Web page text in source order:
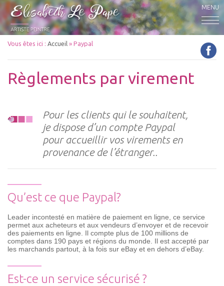
MENU
Vous êtes ici : Accueil » Paypal
Règlements par virement
Pour les clients qui le souhaitent,
je dispose d’un compte Paypal
pour accueillir vos virements en
provenance de l’étranger..
Qu’est ce que Paypal?
Leader incontesté en matière de paiement en ligne, ce service
permet aux acheteurs et aux vendeurs d’envoyer et de recevoir
des paiements en ligne. Il compte plus de 100 millions de
comptes dans 190 pays et régions du monde. Il est accepté par
les marchands partout, à la fois sur eBay et en dehors d’eBay.
Est-ce un service sécurisé ?